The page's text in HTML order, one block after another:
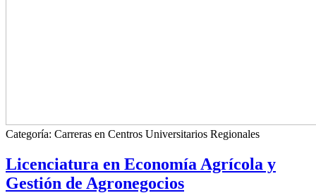
Categoría: Carreras en Centros Universitarios Regionales
Licenciatura en Economía Agrícola y
Gestión de Agronegocios